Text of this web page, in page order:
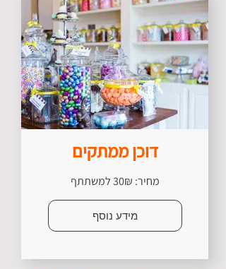
דוכן ממתקים
מחיר: 30₪ למשתתף
מידע נוסף